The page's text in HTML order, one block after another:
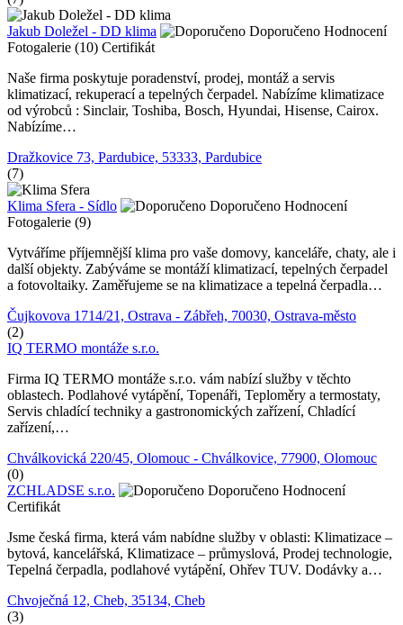
Jakub Doležel - DD klima Doporučeno Hodnocení
Fotogalerie (10) Certifikát
Naše firma poskytuje poradenství, prodej, montáž a servis
klimatizací, rekuperací a tepelných čerpadel. Nabízíme klimatizace
od výrobců : Sinclair, Toshiba, Bosch, Hyundai, Hisense, Cairox.
Nabízíme…
Dražkovice 73, Pardubice, 53333, Pardubice
(7)
Klima Sfera - Sídlo Doporučeno Hodnocení
Fotogalerie (9)
Vytváříme příjemnější klima pro vaše domovy, kanceláře, chaty, ale i
další objekty. Zabýváme se montáží klimatizací, tepelných čerpadel
a fotovoltaiky. Zaměřujeme se na klimatizace a tepelná čerpadla…
Čujkovova 1714/21, Ostrava - Zábřeh, 70030, Ostrava-město
(2)
IQ TERMO montáže s.r.o.
Firma IQ TERMO montáže s.r.o. vám nabízí služby v těchto
oblastech. Podlahové vytápění, Topenáři, Teploměry a termostaty,
Servis chladící techniky a gastronomických zařízení, Chladící
zařízení,…
Chválkovická 220/45, Olomouc - Chválkovice, 77900, Olomouc
(0)
ZCHLADSE s.r.o.
Doporučeno Hodnocení
Certifikát
Jsme česká firma, která vám nabídne služby v oblasti: Klimatizace –
bytová, kancelářská, Klimatizace – průmyslová, Prodej technologie,
Tepelná čerpadla, podlahové vytápění, Ohřev TUV. Dodávky a…
Chvoječná 12, Cheb, 35134, Cheb
(3)